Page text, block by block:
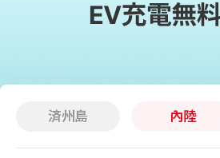
済州島 內陸